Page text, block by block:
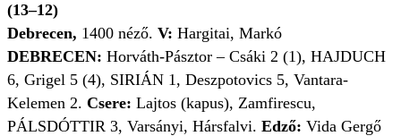
(13–12)
Debrecen, 1400 néző. V: Hargitai, Markó
DEBRECEN: Horváth-Pásztor – Csáki 2 (1), HAJDUCH
6, Grigel 5 (4), SIRIÁN 1, Deszpotovics 5, Vantara-
Kelemen 2. Csere: Lajtos (kapus), Zamfirescu,
PÁLSDÓTTIR 3, Varsányi, Hársfalvi. Edző: Vida Gergő